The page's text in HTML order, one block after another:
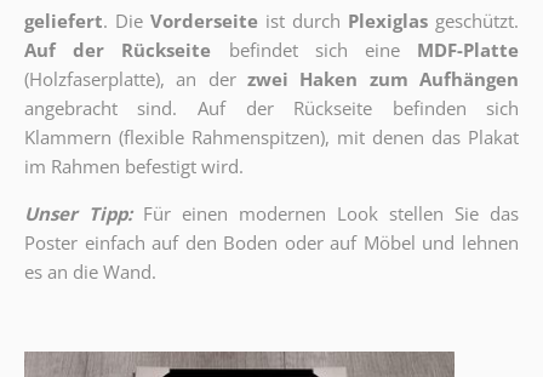
geliefert. Die Vorderseite ist durch Plexiglas geschützt.
Auf der Rückseite
befindet sich eine
MDF-Platte
(Holzfaserplatte), an der zwei Haken zum Aufhängen
angebracht sind.
Auf der Rückseite befinden sich
Klammern (flexible Rahmenspitzen), mit denen das Plakat
im Rahmen befestigt wird.
Unser Tipp: Für einen modernen Look stellen Sie das
Poster einfach auf den Boden oder auf Möbel und lehnen
es an die Wand.